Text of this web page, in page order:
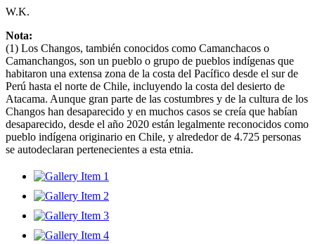
W.K.
Nota:
(1) Los Changos, también conocidos como Camanchacos o
Camanchangos, son un pueblo o grupo de pueblos indígenas que
habitaron una extensa zona de la costa del Pacífico desde el sur de
Perú hasta el norte de Chile, incluyendo la costa del desierto de
Atacama. Aunque gran parte de las costumbres y de la cultura de los
Changos han desaparecido y en muchos casos se creía que habían
desaparecido, desde el año 2020 están legalmente reconocidos como
pueblo indígena originario en Chile, y alrededor de 4.725 personas
se autodeclaran pertenecientes a esta etnia.